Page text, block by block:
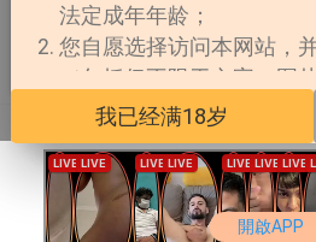
開啟APP
有特殊能力的姜宪被要求
中，他遇到了来自西大陆
法定成年年龄；
您自愿选择访问本网站，
（包括但不限于文字、图
责；
您所在地区法律允许您访
本网站对未成年人擅自访
果不承担任何责任。
我已经满18岁